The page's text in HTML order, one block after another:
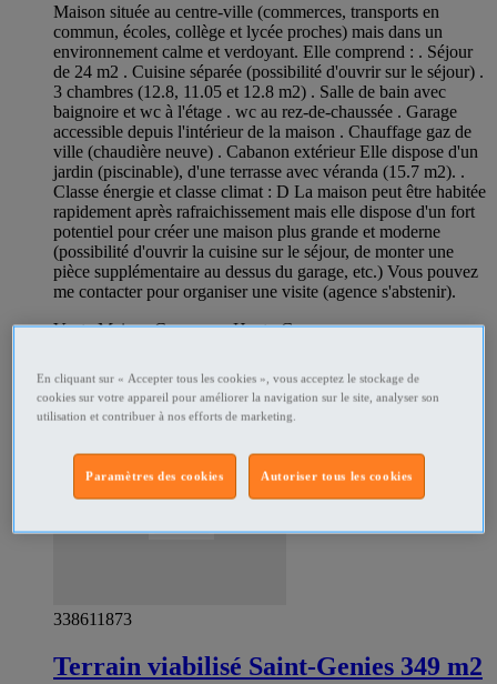
Maison située au centre-ville (commerces, transports en
commun, écoles, collège et lycée proches) mais dans un
environnement calme et verdoyant. Elle comprend : . Séjour
de 24 m2 . Cuisine séparée (possibilité d'ouvrir sur le séjour) .
3 chambres (12.8, 11.05 et 12.8 m2) . Salle de bain avec
baignoire et wc à l'étage . wc au rez-de-chaussée . Garage
accessible depuis l'intérieur de la maison . Chauffage gaz de
ville (chaudière neuve) . Cabanon extérieur Elle dispose d'un
jardin (piscinable), d'une terrasse avec véranda (15.7 m2). .
Classe énergie et classe climat : D La maison peut être habitée
rapidement après rafraichissement mais elle dispose d'un fort
potentiel pour créer une maison plus grande et moderne
(possibilité d'ouvrir la cuisine sur le séjour, de monter une
pièce supplémentaire au dessus du garage, etc.) Vous pouvez
me contacter pour organiser une visite (agence s'abstenir).
Vente Maison Cugnaux - Haute-Garonne
Particulier
338611873
Terrain viabilisé Saint-Genies 349 m2
En cliquant sur « Accepter tous les cookies », vous acceptez le stockage de
cookies sur votre appareil pour améliorer la navigation sur le site, analyser son
utilisation et contribuer à nos efforts de marketing.
Autoriser tous les cookies
Paramètres des cookies